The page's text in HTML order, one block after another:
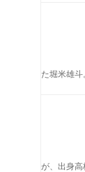
た堀米雄
が、出身